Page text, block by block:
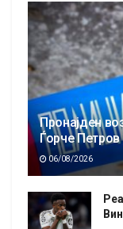
Пронајден
Ѓорче Петров
06/08/2026